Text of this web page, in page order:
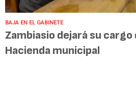
BAJA EN EL GABINETE
Zambiasio dejará su
Hacienda municipal